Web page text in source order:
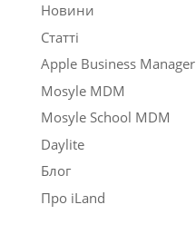
Новини
Статті
Apple Business Manager
Mosyle MDM
Mosyle School MDM
Daylite
Блог
Про iLand